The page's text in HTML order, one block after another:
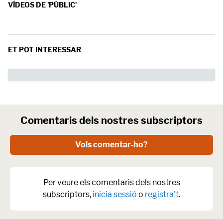
VÍDEOS DE 'PÚBLIC'
ET POT INTERESSAR
Comentaris dels nostres subscriptors
Vols comentar-ho?
Per veure els comentaris dels nostres
subscriptors, inicia sessió o registra't.